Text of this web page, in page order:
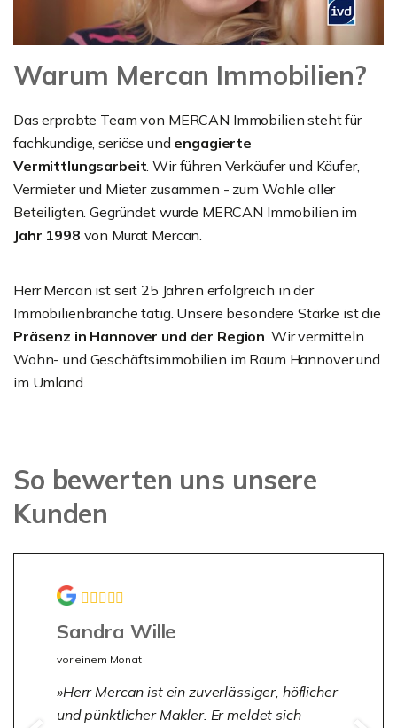
Warum Mercan Immobilien?
Das erprobte Team von MERCAN Immobilien steht für
fachkundige, seriöse und engagierte
Vermittlungsarbeit. Wir führen Verkäufer und Käufer,
Vermieter und Mieter zusammen - zum Wohle aller
Beteiligten. Gegründet wurde MERCAN Immobilien im
Jahr 1998 von Murat Mercan.
Herr Mercan ist seit 25 Jahren erfolgreich in der
Immobilienbranche tätig. Unsere besondere Stärke ist die
Präsenz in Hannover und der Region. Wir vermitteln
Wohn- und Geschäftsimmobilien im Raum Hannover und
im Umland.
So bewerten uns unsere
Kunden
Sandra Wille
vor einem Monat
Herr Mercan ist ein zuverlässiger, höflicher
und pünktlicher Makler. Er meldet sich